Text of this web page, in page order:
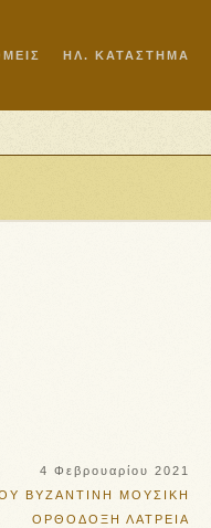
ΗΛ. ΚΑΤΑΣΤΗΜΑ
4 Φεβρουαρίου 2021
ΒΥΖΑΝΤΙΝΗ ΜΟΥΣΙΚΗ
ΟΡΘΟΔΟΞΗ ΛΑΤΡΕΙΑ